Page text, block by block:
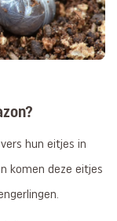
hun eitjes in
komen deze eitjes